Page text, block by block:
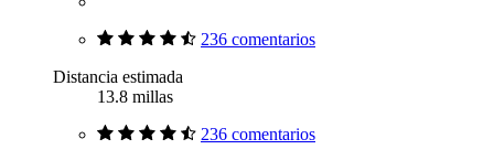
236 comentarios
Distancia estimada
13.8 millas
236 comentarios